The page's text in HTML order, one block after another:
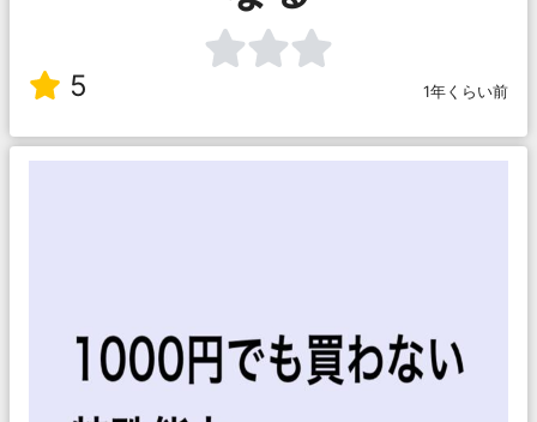
5 1年くらい前